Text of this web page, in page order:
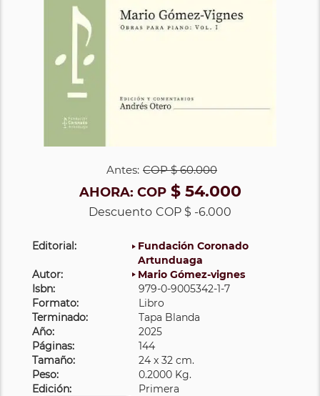
Antes: COP$ 60.000
AHORA: COP$ 54.000
Descuento COP $ -6.000
Editorial:
Fundación Coronado
Artunduaga
Autor:
Mario Gómez-vignes
Isbn:
979-0-9005342-1-7
Formato:
Libro
Terminado:
Tapa Blanda
Año:
2025
Páginas:
144
Tamaño:
24 x 32 cm.
Peso:
0.2000 Kg.
Edición:
Primera